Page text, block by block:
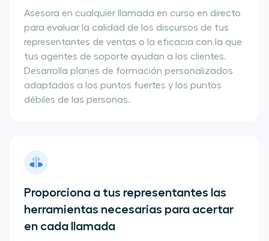
Asesora en cualquier llamada en curso en directo
para evaluar la calidad de los discursos de tus
representantes de ventas o la eficacia con la que
tus agentes de soporte ayudan a los clientes.
Desarrolla planes de formación personalizados
adaptados a los puntos fuertes y los puntos
débiles de las personas.
Proporciona a tus representantes las
herramientas necesarias para acertar
en cada llamada